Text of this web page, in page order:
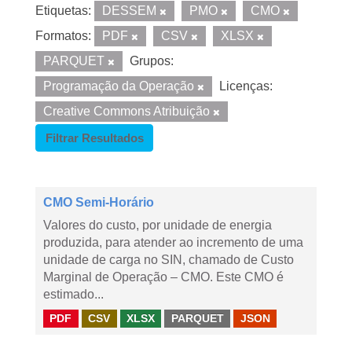
Etiquetas: DESSEM PMO
CMO
Formatos:
PDF CSV
XLSX
PARQUET
Grupos:
Programação da Operação
Licenças:
Creative Commons Atribuição
Filtrar Resultados
CMO Semi-Horário
Valores do custo, por unidade de energia
produzida, para atender ao incremento de uma
unidade de carga no SIN, chamado de Custo
Marginal de Operação – CMO. Este CMO é
estimado...
PDF CSV XLSX PARQUET JSON